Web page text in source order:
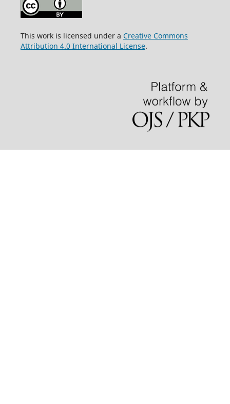
This work is licensed under a Creative Commons
Attribution 4.0 International License.